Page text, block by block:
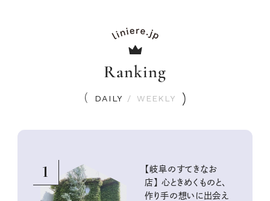
Ranking
DAILY / WEEKLY
1
【岐阜のすてきなお
店】 心ときめくものと、
作り手の想いに出会え